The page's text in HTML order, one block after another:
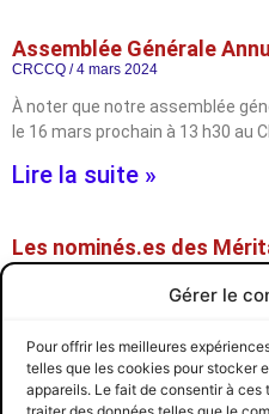
Gérer le
Pour offrir les meilleures
telles que les cookies pour stocker
appareils. Le fait de consentir à
Assemblée Générale
CRCCQ 4 mars 2024
À noter que notre assemblée
le 16 mars prochain à 13 h30 au
Lire la suite »
Les nominés.es des
CRCCQ 2 mars 2024
MÉRITAS CONDUCTEUR.RICE
MÉRITAS ENTRAÎNEUR.E
Denis Audet (9)